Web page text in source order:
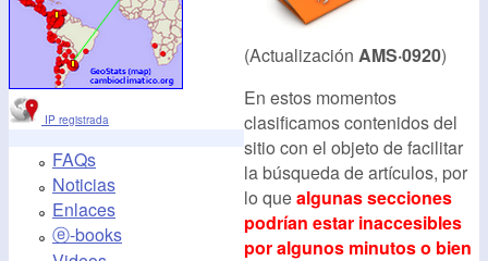
IP registrada
FAQs
Noticias
Enlaces
ⓔ-books
(Actualización AMS·0920)
En estos momentos
clasificamos contenidos del
sitio con el objeto de facilitar
la búsqueda de artículos, por
lo quealgunas secciones
podrían estar inaccesibles
por algunos minutos o bien